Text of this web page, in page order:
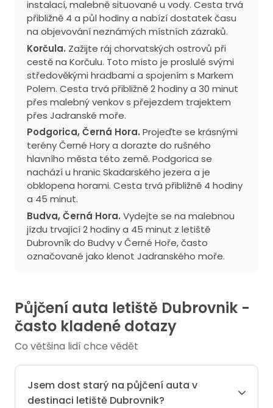
instalací, malebně situované u vody. Cesta trvá
přibližně 4 a půl hodiny a nabízí dostatek času
na objevování neznámých místních zázraků.
Korčula. Zažijte ráj chorvatských ostrovů při
cestě na Korčulu. Toto místo je proslulé svými
středověkými hradbami a spojením s Markem
Polem. Cesta trvá přibližně 2 hodiny a 30 minut
přes malebný venkov s přejezdem trajektem
přes Jadranské moře.
Podgorica, Černá Hora. Projeďte se krásnými
terény Černé Hory a dorazte do rušného
hlavního města této země. Podgorica se
nachází u hranic Skadarského jezera a je
obklopena horami. Cesta trvá přibližně 4 hodiny
a 45 minut.
Budva, Černá Hora. Vydejte se na malebnou
jízdu trvající 2 hodiny a 45 minut z letiště
Dubrovník do Budvy v Černé Hoře, často
označované jako klenot Jadranského moře.
Půjčení auta letiště Dubrovnik -
často kladené dotazy
Co většina lidí chce vědět
Jsem dost starý na půjčení auta v
destinaci letiště Dubrovnik?